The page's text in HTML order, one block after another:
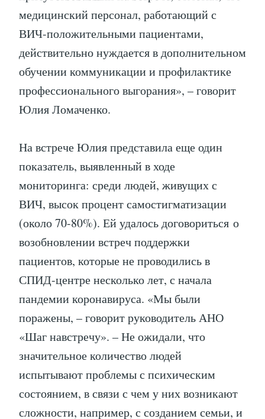
медицинский персонал, работающий с
ВИЧ-положительными пациентами,
действительно нуждается в дополнительном
обучении коммуникации и профилактике
профессионального выгорания», – говорит
Юлия Ломаченко.
На встрече Юлия представила еще один
показатель, выявленный в ходе
мониторинга: среди людей, живущих с
ВИЧ, высок процент самостигматизации
(около 70-80%). Ей удалось договориться о
возобновлении встреч поддержки
пациентов, которые не проводились в
СПИД-центре несколько лет, с начала
пандемии коронавируса. «Мы были
поражены, – говорит руководитель АНО
«Шаг навстречу». – Не ожидали, что
значительное количество людей
испытывают проблемы с психическим
состоянием, в связи с чем у них возникают
сложности, например, с созданием семьи, и